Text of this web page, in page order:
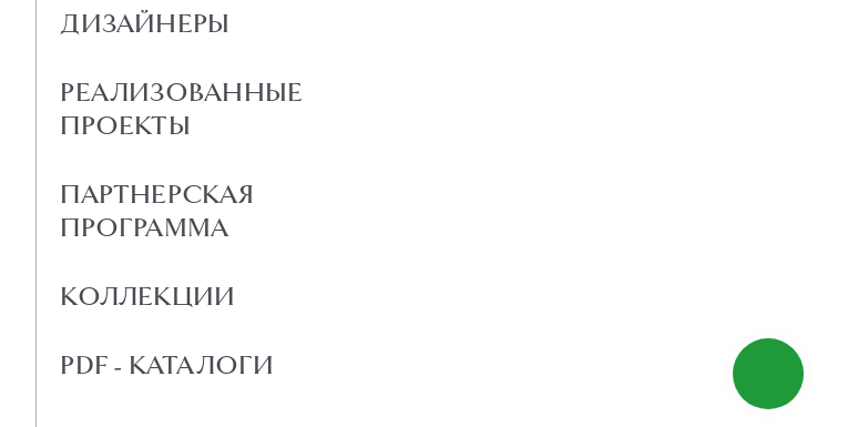
ДИЗАЙНЕРЫ
РЕАЛИЗОВАННЫЕ
ПРОЕКТЫ
ПАРТНЕРСКАЯ
ПРОГРАММА
КОЛЛЕКЦИИ
PDF - КАТАЛОГИ